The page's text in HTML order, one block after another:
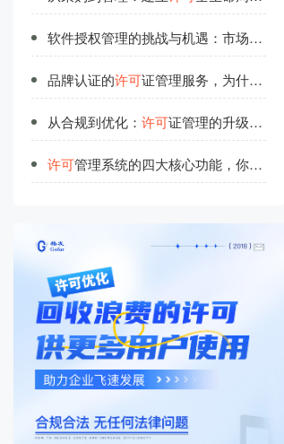
软件授权管理的挑战与机遇：市场竞争中的制胜法宝
品牌认证的许可证管理服务，为什么更值得信赖？
从合规到优化： 许可证管理的升级之道
许可管理系统的四大核心功能，你都了解吗？